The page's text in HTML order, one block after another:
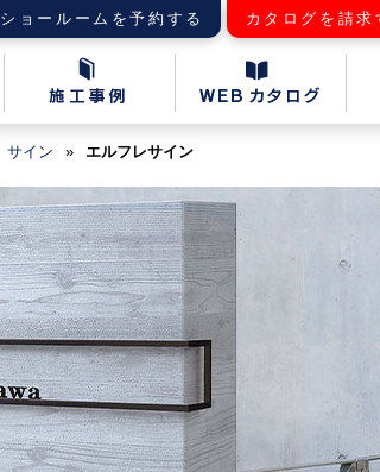
ショールームを予約する カタログを請求
サイン » エルフレサイン